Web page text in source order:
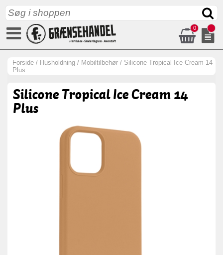
0
Forside / Husholdning / Mobiltilbehør / Silicone Tropical Ice Cream 14
Plus
Silicone Tropical Ice Cream 14
Plus